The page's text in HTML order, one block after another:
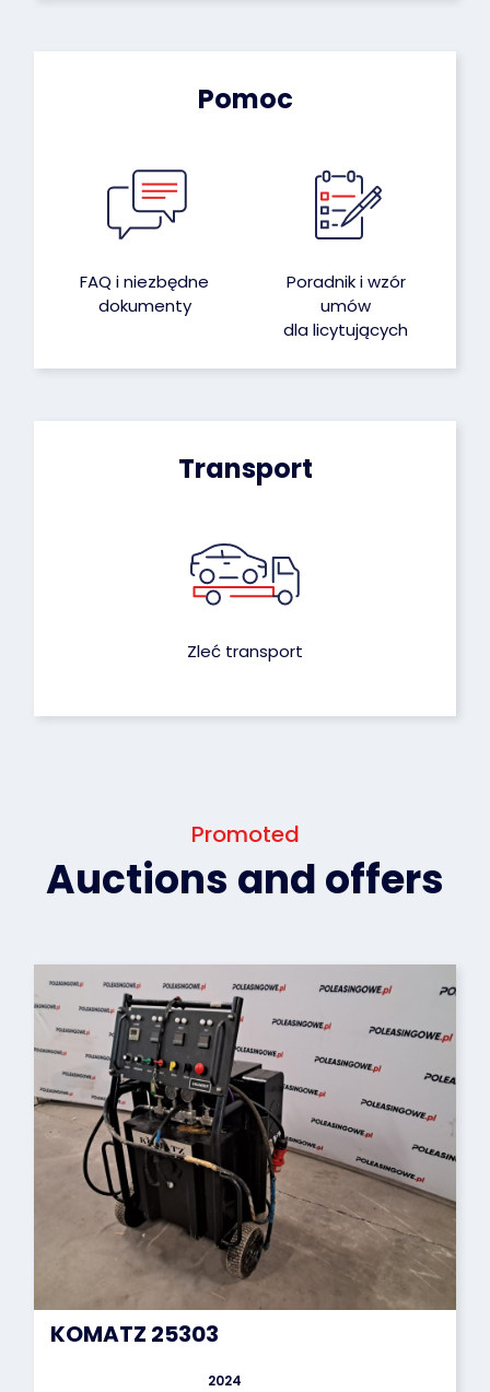
Pomoc
FAQ i niezbędne
dokumenty
Poradnik i wzór
umów
dla licytujących
Transport
Zleć transport
Promoted
Auctions and offers
KOMATZ 25303
2024